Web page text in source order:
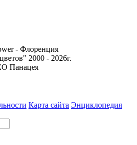
- Флоренция
2000 ‐ 2026г.
Панацея
Карта сайта Энциклопедия